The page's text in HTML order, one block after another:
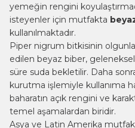
yemeğin rengini
isteyenler için mutfakta
kullanılmaktadır.
Piper nigrum bitkisinin
edilen beyaz biber,
süre suda bekletilir. Daha sonra
kurutma işlemiyle kullanıma
baharatın açık rengini ve
temel aşamalardan biridir.
Asya ve Latin Amerika